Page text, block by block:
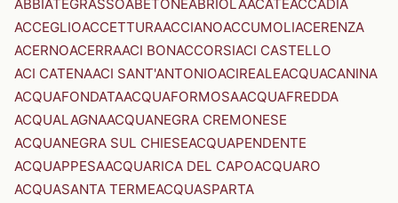
ABBIATEGRASSOABETONEABRIOLAACATEACCADIA
ACCEGLIOACCETTURAACCIANOACCUMOLIACERENZA
ACERNOACERRAACI BONACCORSIACI CASTELLO
ACI CATENAACI SANT'ANTONIOACIREALEACQUACANINA
ACQUAFONDATAACQUAFORMOSAACQUAFREDDA
ACQUALAGNAACQUANEGRA CREMONESE
ACQUANEGRA SUL CHIESEACQUAPENDENTE
ACQUAPPESAACQUARICA DEL CAPOACQUARO
ACQUASANTA TERMEACQUASPARTA